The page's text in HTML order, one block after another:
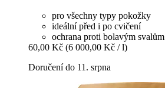
pro všechny typy pokožky
ideální před i po cvičení
ochrana proti bolavým svalům
60,00 Kč (6 000,00 Kč / l)
Doručení do 11. srpna